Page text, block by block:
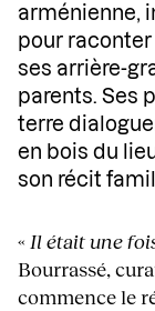
arménienne,
pour raconter
ses arrière-
parents. Ses
terre
en bois du
son récit
« Il était une
Bourrassé,
commence le